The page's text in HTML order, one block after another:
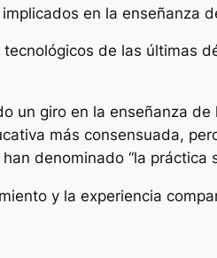
en la enseñanza
de las últimas
un giro en la enseñanza
más consensuada,
denominado “la práctica
y la experiencia